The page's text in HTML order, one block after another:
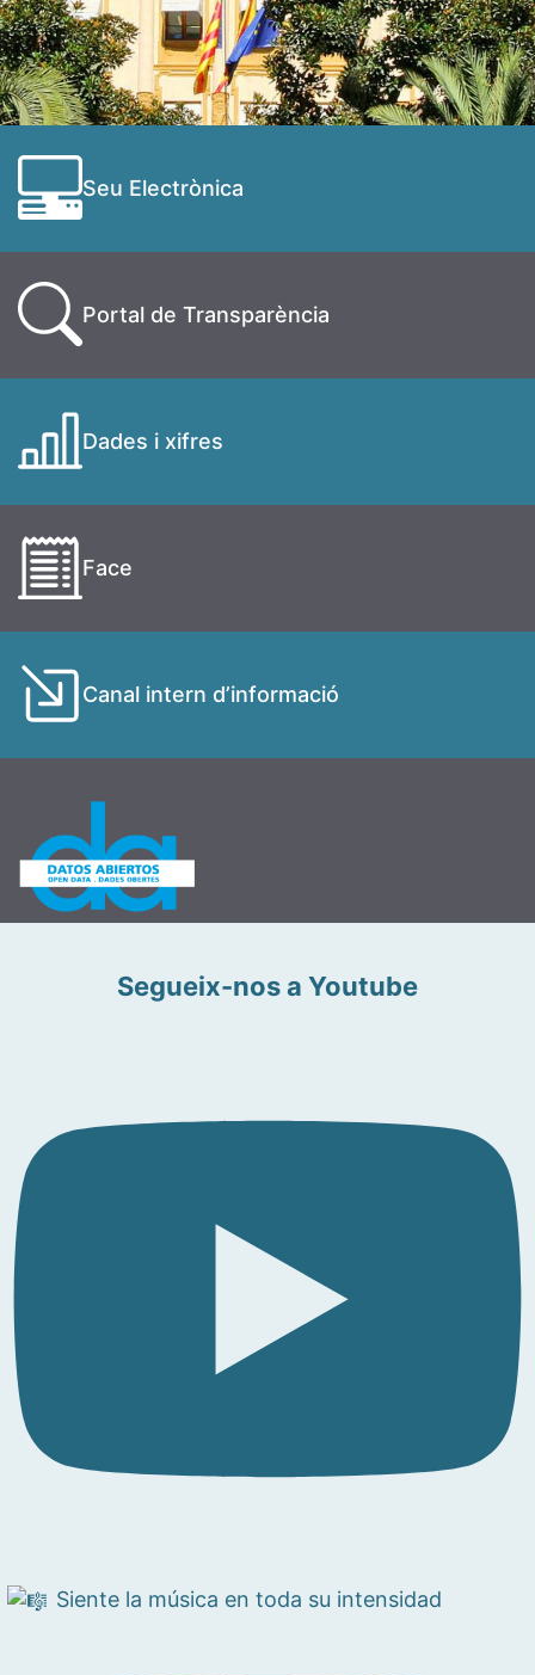
Seu Electrònica
Portal de Transparència
Dades i xifres
Face
Canal intern d’informació
Segueix-nos a Youtube
Siente la música en toda su intensidad